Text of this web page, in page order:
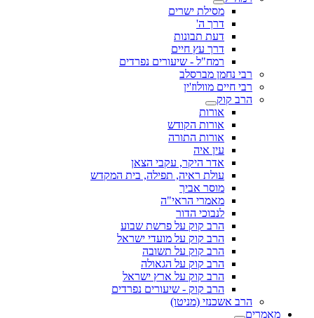
מסילת ישרים
דרך ה'
דעת תבונות
דרך עץ חיים
רמח"ל - שיעורים נפרדים
רבי נחמן מברסלב
רבי חיים מוולוז'ין
הרב קוק
אורות
אורות הקודש
אורות התורה
עין איה
אדר היקר, עקבי הצאן
עולת ראיה, תפילה, בית המקדש
מוסר אביך
מאמרי הראי"ה
לנבוכי הדור
הרב קוק על פרשת שבוע
הרב קוק על מועדי ישראל
הרב קוק על תשובה
הרב קוק על הגאולה
הרב קוק על ארץ ישראל
הרב קוק - שיעורים נפרדים
הרב אשכנזי (מניטו)
מאמרים